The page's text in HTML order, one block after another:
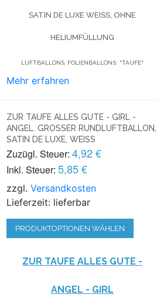
SATIN DE LUXE WEISS, OHNE H
ELIUMFÜLLUNG
LUFTBALLONS, FOLIENBALLONS: "TAUFE"
Mehr erfahren
ZUR TAUFE ALLES GUTE - GIRL -
ANGEL. GROSSER RUNDLUFTBALLON, S
ATIN DE LUXE, WEISS
Zuzügl. Steuer: 4,92 €
Inkl. Steuer: 5,85 €
zzgl.Versandkosten
Lieferzeit: lieferbar
PRODUKTOPTIONEN WÄHLEN
ZUR TAUFE ALLES GUTE -
ANGEL - GIRL